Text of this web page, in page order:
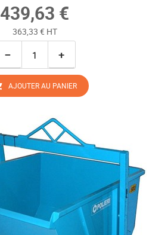
439,63 €
363,33 € HT
− +
AJOUTER AU PANIER